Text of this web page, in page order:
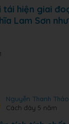
tái hiện giai
Lam Sơn
1
Nguyễn Thanh Thảo
Cách đây 5 năm